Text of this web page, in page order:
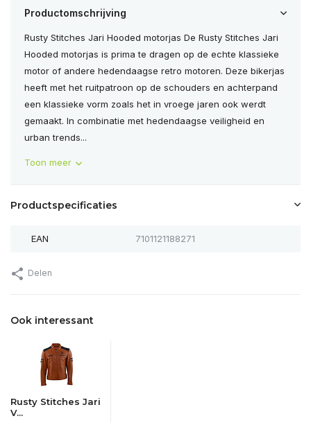
Productomschrijving
Rusty Stitches Jari Hooded motorjas De Rusty Stitches Jari
Hooded motorjas is prima te dragen op de echte klassieke
motor of andere hedendaagse retro motoren. Deze bikerjas
heeft met het ruitpatroon op de schouders en achterpand
een klassieke vorm zoals het in vroege jaren ook werdt
gemaakt. In combinatie met hedendaagse veiligheid en
urban trends...
Toon meer
Productspecificaties
EAN 7101121188271
Delen
Ook interessant
Rusty Stitches Jari
V...